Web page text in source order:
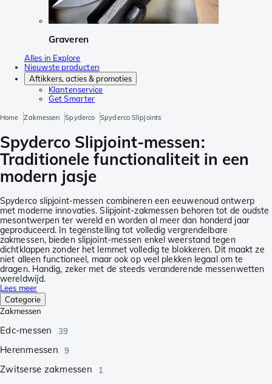
Graveren
Alles in Explore
Nieuwste producten
Aftikkers, acties & promoties
Klantenservice
Get Smarter
Home Zakmessen Spyderco Spyderco Slipjoints
Spyderco Slipjoint-messen:
Traditionele functionaliteit in een
modern jasje
Spyderco slipjoint-messen combineren een eeuwenoud ontwerp
met moderne innovaties. Slipjoint-zakmessen behoren tot de oudste
mesontwerpen ter wereld en worden al meer dan honderd jaar
geproduceerd. In tegenstelling tot volledig vergrendelbare
zakmessen, bieden slipjoint-messen enkel weerstand tegen
dichtklappen zonder het lemmet volledig te blokkeren. Dit maakt ze
niet alleen functioneel, maar ook op veel plekken legaal om te
dragen. Handig, zeker met de steeds veranderende messenwetten
wereldwijd.
Lees meer
Categorie
Zakmessen
Edc-messen 39
Herenmessen 9
Zwitserse zakmessen 1